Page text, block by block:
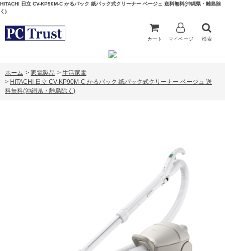
HITACHI 日立 CV-KP90M-C かるパック 紙パック式クリーナー ベージュ 送料無料(沖縄県・離島除
く)
カート マイページ 検索
ホーム > 家電製品 > 生活家電
> HITACHI 日立 CV-KP90M-C かるパック 紙パック式クリーナー ベージュ 送
料無料(沖縄県・離島除く)